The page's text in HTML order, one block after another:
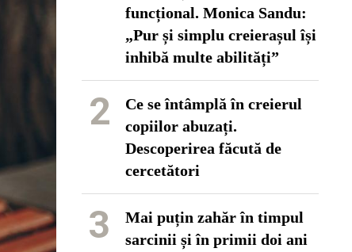
funcțional. Monica Sandu:
„Pur și simplu creierașul își
inhibă multe abilități”
2
Ce se întâmplă în creierul
copiilor abuzați.
Descoperirea făcută de
cercetători
3
Mai puțin zahăr în timpul
sarcinii și în primii doi ani